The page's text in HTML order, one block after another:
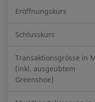
Eröffnungskurs
Schlusskurs
Transaktionsgrösse in
(inkl. ausgeübtem
Greenshoe)